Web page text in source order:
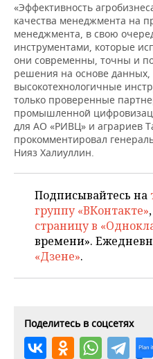
«Эффективность
качества менеджмента на
менеджмента, в свою
инструментами, которые
они современны, точны и
решения на основе
высокотехнологичные
только проверенные
промышленной
для АО «РИВЦ» и аграриев
прокомментировал
Нияз Халиуллин.
Подписывайтесь на
группу «ВКонтакте»,
страницу в
времени».
«Дзене».
Поделитесь в соцсетях